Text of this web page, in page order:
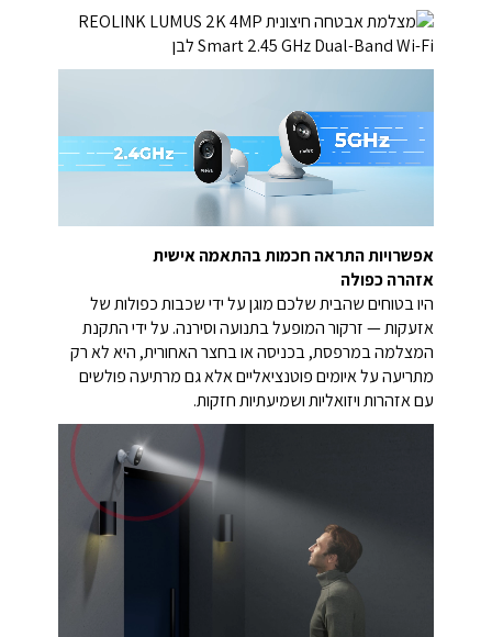
אפשרויות התראה חכמות בהתאמה אישית
אזהרה כפולה
היו בטוחים שהבית שלכם מוגן על ידי שכבות כפולות של
אזעקות — זרקור המופעל בתנועה וסירנה. על ידי התקנת
המצלמה במרפסת, בכניסה או בחצר האחורית, היא לא רק
מתריעה על איומים פוטנציאליים אלא גם מרתיעה פולשים
עם אזהרות ויזואליות ושמיעתיות חזקות.